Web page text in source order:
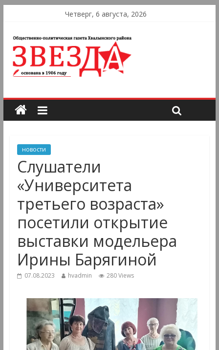
Четверг, 6 августа, 2026
новости
Слушатели
«Университета
третьего возраста»
посетили открытие
выставки модельера
Ирины Барягиной
07.08.2023 hvadmin 280 Views